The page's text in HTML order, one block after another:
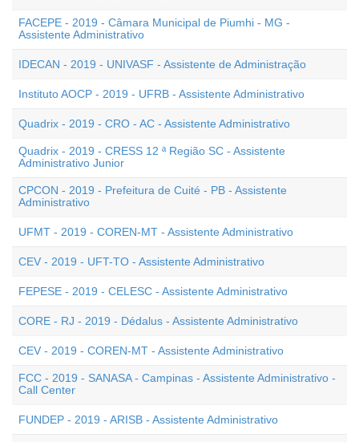
FACEPE - 2019 - Câmara Municipal de Piumhi - MG -
Assistente Administrativo
IDECAN - 2019 - UNIVASF - Assistente de Administração
Instituto AOCP - 2019 - UFRB - Assistente Administrativo
Quadrix - 2019 - CRO - AC - Assistente Administrativo
Quadrix - 2019 - CRESS 12 ª Região SC - Assistente
Administrativo Junior
CPCON - 2019 - Prefeitura de Cuité - PB - Assistente
Administrativo
UFMT - 2019 - COREN-MT - Assistente Administrativo
CEV - 2019 - UFT-TO - Assistente Administrativo
FEPESE - 2019 - CELESC - Assistente Administrativo
CORE - RJ - 2019 - Dédalus - Assistente Administrativo
CEV - 2019 - COREN-MT - Assistente Administrativo
FCC - 2019 - SANASA - Campinas - Assistente Administrativo -
Call Center
FUNDEP - 2019 - ARISB - Assistente Administrativo